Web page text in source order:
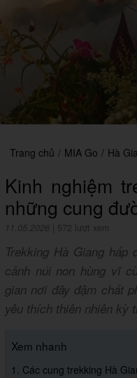
Trang chủ / MIA Go / Hà
Kinh nghiệm
những cung
11.05.2026 572 lượt xem
Trekking Hà Giang
cảnh núi non hùng vĩ
gian nơi đây đậm chất
yêu thích thiên nhiên kỳ
Xem nhanh
1. Các cung trekking Hà